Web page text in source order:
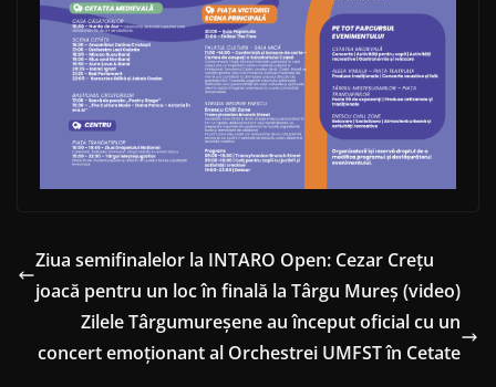
Ziua semifinalelor la INTARO Open: Cezar Crețu
joacă pentru un loc în finală la Târgu Mureș (video)
Zilele Târgumureșene au început oficial cu un
concert emoționant al Orchestrei UMFST în Cetate